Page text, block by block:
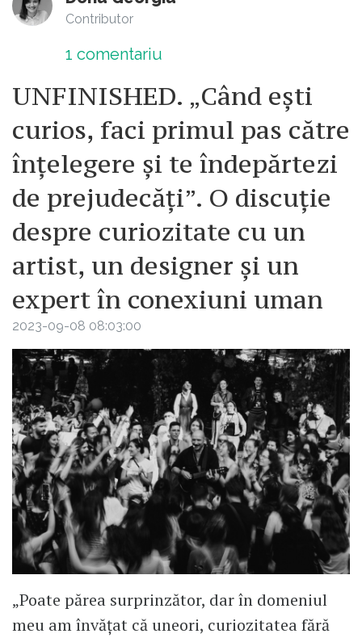
Contributor
1 comentariu
UNFINISHED. „Când ești
curios, faci primul pas către
înțelegere și te îndepărtezi
de prejudecăți”. O discuție
despre curiozitate cu un
artist, un designer și un
expert în conexiuni uman
2023-09-08 08:03:00
„Poate părea surprinzător, dar în domeniul
meu am învățat că uneori, curiozitatea fără